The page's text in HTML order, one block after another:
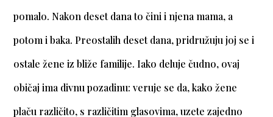
pomalo. Nakon deset dana to čini i njena mama, a
potom i baka. Preostalih deset dana, pridružuju joj se i
ostale žene iz bliže familije. Iako deluje čudno, ovaj
običaj ima divnu pozadinu: veruje se da, kako žene
plaču različito, s različitim glasovima, uzete zajedno